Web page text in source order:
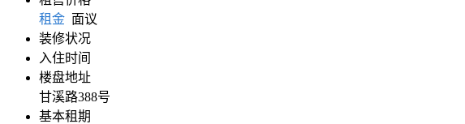
租金 面议
装修状况
入住时间
楼盘地址
甘溪路388号
基本租期